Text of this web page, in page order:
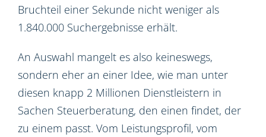
Bruchteil einer Sekunde nicht weniger als
1.840.000 Suchergebnisse erhält.
An Auswahl mangelt es also keineswegs,
sondern eher an einer Idee, wie man unter
diesen knapp 2 Millionen Dienstleistern in
Sachen Steuerberatung, den einen findet, der
zu einem passt. Vom Leistungsprofil, vom